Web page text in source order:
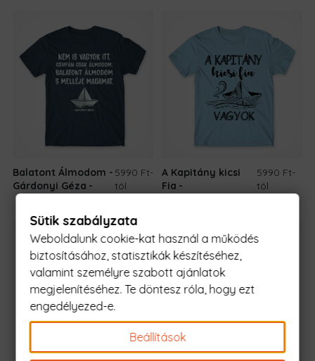
Balatont Álmodom -
Gárdonyi Géza
5990 Ft-
tól
A Kapitány kicsi
Fia
5990 Ft-
tól
Sütik szabályzata
Weboldalunk cookie-kat használ a működés
biztosításához, statisztikák készítéséhez,
valamint személyre szabott ajánlatok
megjelenítéséhez. Te döntesz róla, hogy ezt
engedélyezed-e.
Beállítások